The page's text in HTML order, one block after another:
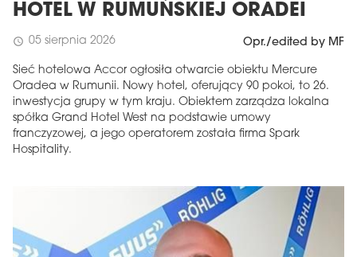
HOTEL W RUMUŃSKIEJ ORADEI
schedule 05 sierpnia 2026 Opr./edited by MF
Sieć hotelowa Accor ogłosiła otwarcie obiektu Mercure
Oradea w Rumunii. Nowy hotel, oferujący 90 pokoi, to 26.
inwestycja grupy w tym kraju. Obiektem zarządza lokalna
spółka Grand Hotel West na podstawie umowy
franczyzowej, a jego operatorem została firma Spark
Hospitality.